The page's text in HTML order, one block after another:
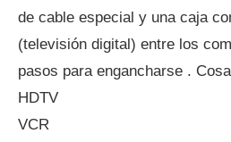
de cable especial y una caja
(televisión digital) entre los
pasos para engancharse .
HDTV
VCR